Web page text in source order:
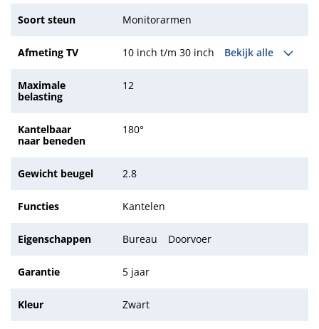
Soort steun Monitorarmen
Afmeting TV 10 inch t/m 30 inch Bekijk alle
Maximale
belasting
12
Kantelbaar
naar beneden
180°
Gewicht beugel 2.8
Functies Kantelen
Eigenschappen Bureau Doorvoer
Garantie 5 jaar
Kleur Zwart